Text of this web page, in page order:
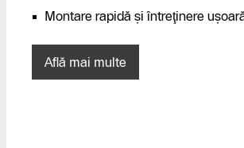
Montare rapidă şi întreţinere
Află mai multe